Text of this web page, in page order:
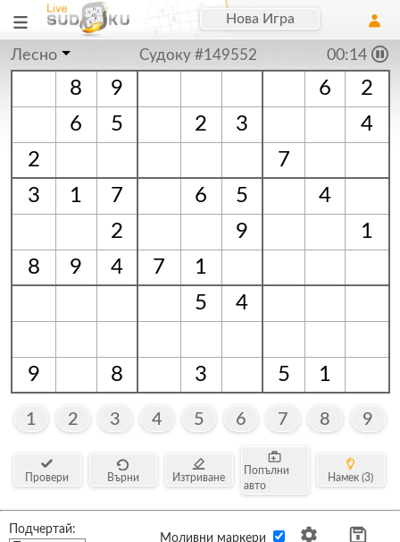
Нова Игра
Лесно Судоку #149552 00:15
8 9 6
2
6
5 2 3
4
2
7
3
1 7 6 5
4
2
9
1
8
9 4 7
1
5
4
9 8 3 5 1
1 2 3 4 5 6 7 8 9
Провери Върни Изтриване
Попълни
авто
Намек (3)
Подчертай:
Моливни маркери